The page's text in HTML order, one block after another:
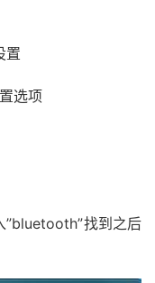
置
选项
”bluetooth”找到之后